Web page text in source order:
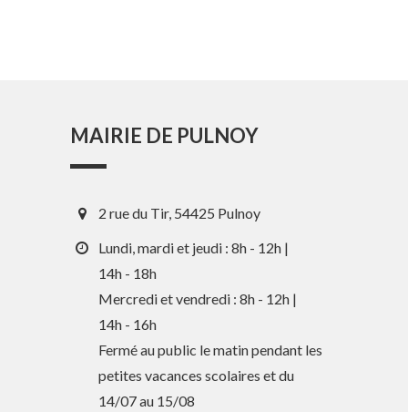
MAIRIE DE PULNOY
2 rue du Tir, 54425 Pulnoy
Lundi, mardi et jeudi : 8h - 12h |
14h - 18h
Mercredi et vendredi : 8h - 12h |
14h - 16h
Fermé au public le matin pendant les
petites vacances scolaires et du
14/07 au 15/08